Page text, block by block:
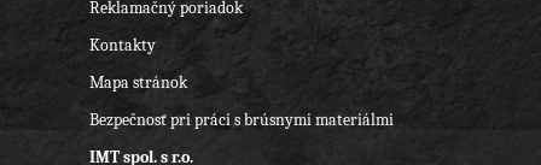
Reklamačný poriadok
Kontakty
Mapa stránok
Bezpečnosť pri práci s brúsnymi materiálmi
IMT spol. s r.o.